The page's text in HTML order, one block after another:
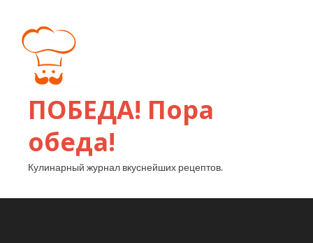
ПОБЕДА! Пора
обеда!
Кулинарный журнал вкуснейших рецептов.